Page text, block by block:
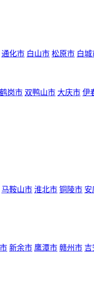
通化市 白山市 松原市 白城
鹤岗市 双鸭山市 大庆市 伊
马鞍山市 淮北市 铜陵市 安
新余市 鹰潭市 赣州市 吉